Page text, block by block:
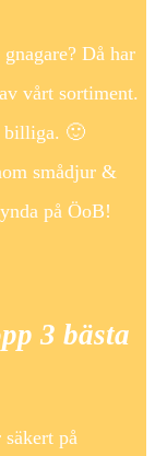
Då har
vårt sortiment.
billiga. 🙂
smådjur &
på ÖoB!
3 bästa
på